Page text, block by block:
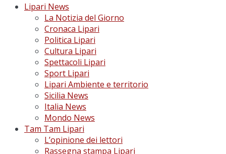
Lipari News
La Notizia del Giorno
Cronaca Lipari
Politica Lipari
Cultura Lipari
Spettacoli Lipari
Sport Lipari
Lipari Ambiente e territorio
Sicilia News
Italia News
Mondo News
Tam Tam Lipari
L’opinione dei lettori
Rassegna stampa Lipari